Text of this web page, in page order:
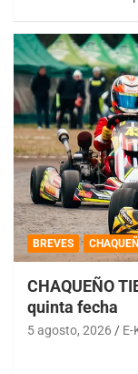
BREVES
CHAQUEÑO
quinta fecha
5 agosto, 2026 E-